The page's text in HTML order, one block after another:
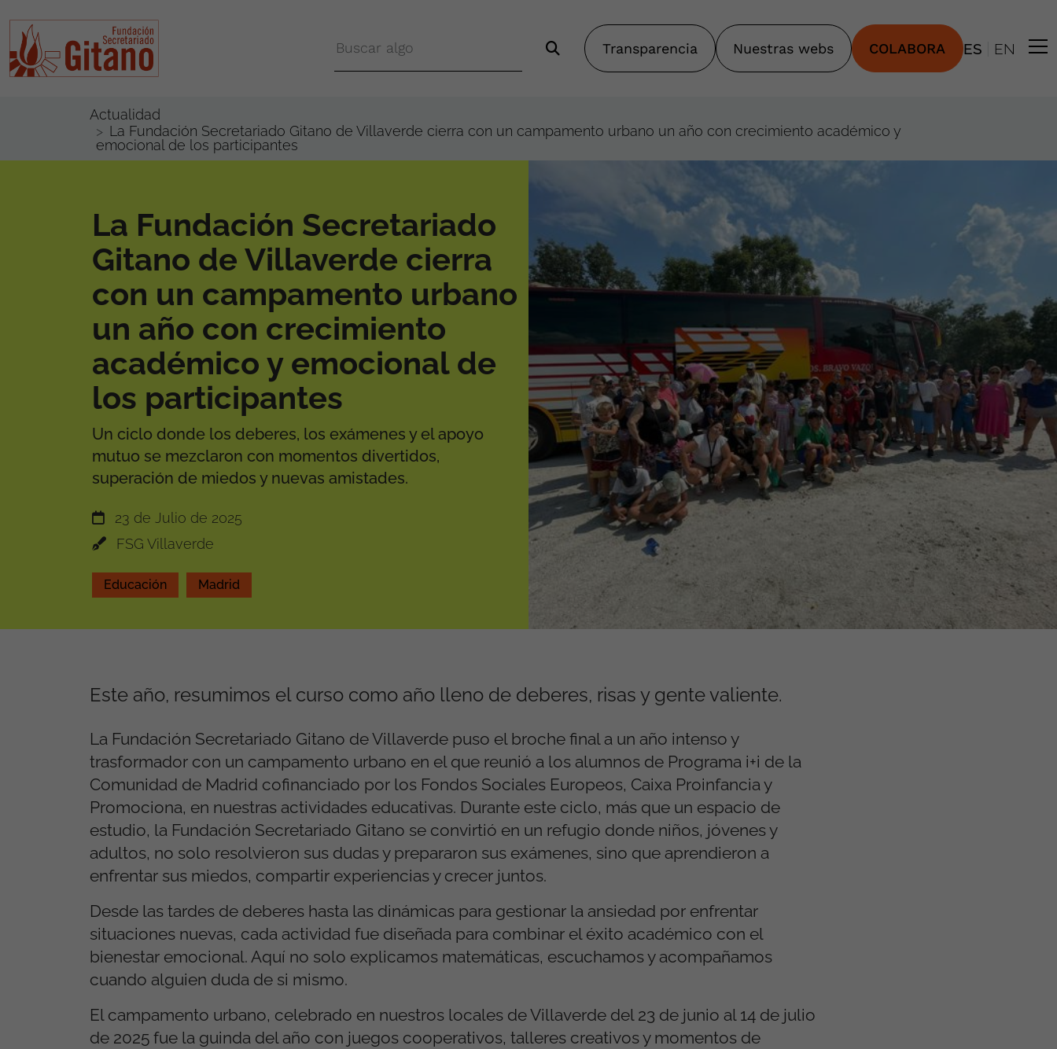
Transparencia Nuestras webs COLABORA ES EN
Actualidad
La Fundación Secretariado Gitano de Villaverde cierra con un campamento urbano un año con crecimiento académico y
emocional de los participantes
La Fundación Secretariado
Gitano de Villaverde cierra
con un campamento urbano
un año con crecimiento
académico y emocional de
los participantes
Un ciclo donde los deberes, los exámenes y el apoyo
mutuo se mezclaron con momentos divertidos,
superación de miedos y nuevas amistades.
23 de Julio de 2025
FSG Villaverde
Educación Madrid
Este año, resumimos el curso como año lleno de deberes, risas y gente valiente.
La Fundación Secretariado Gitano de Villaverde puso el broche final a un año intenso y
trasformador con un campamento urbano en el que reunió a los alumnos de Programa i+i de la
Comunidad de Madrid cofinanciado por los Fondos Sociales Europeos, Caixa Proinfancia y
Promociona, en nuestras actividades educativas. Durante este ciclo, más que un espacio de
estudio, la Fundación Secretariado Gitano se convirtió en un refugio donde niños, jóvenes y
adultos, no solo resolvieron sus dudas y prepararon sus exámenes, sino que aprendieron a
enfrentar sus miedos, compartir experiencias y crecer juntos.
Desde las tardes de deberes hasta las dinámicas para gestionar la ansiedad por enfrentar
situaciones nuevas, cada actividad fue diseñada para combinar el éxito académico con el
bienestar emocional. Aquí no solo explicamos matemáticas, escuchamos y acompañamos
cuando alguien duda de si mismo.
El campamento urbano, celebrado en nuestros locales de Villaverde del 23 de junio al 14 de julio
de 2025 fue la guinda del año con juegos cooperativos, talleres creativos y momentos de